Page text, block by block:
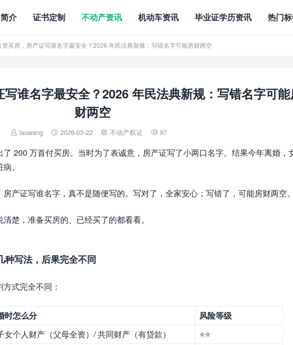
介 证书定制 不动产资讯 机动车资讯 毕业证学历资讯 热门
资买房，房产证写谁名字最安全？2026 年民法典新规：写错名字可能房财两空
谁名字最安全？2026 年民法典新规：写错名字可能
财两空
 laowang  2026-03-22  不动产权证  97
200 万首付买房。当时为了表诚意，房产证写了小两口名字。结果今年离婚，
。
产证写谁名字，真不是随便写的。写对了，全家安心；写错了，可能房财两空
楚，准备买房的、已经买了的都看看。
种写法，后果完全不同
式完全不同：
时怎么分
风险等级
女个人财产（父母全资）/ 共同财产（有贷款）
⭐⭐